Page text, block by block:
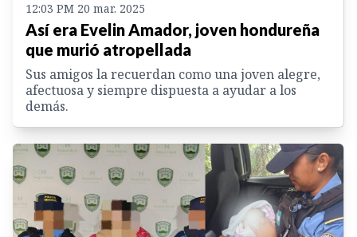
12:03 PM 20 mar. 2025
Así era Evelin Amador, joven hondureña
que murió atropellada
Sus amigos la recuerdan como una joven alegre,
afectuosa y siempre dispuesta a ayudar a los
demás.